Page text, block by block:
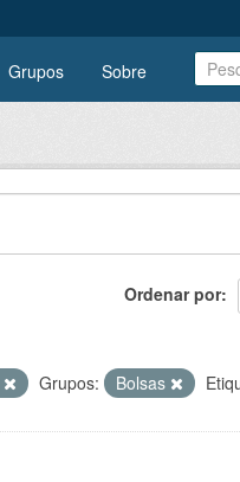
Grupos Sobre
Ordenar por
Grupos: Bolsas